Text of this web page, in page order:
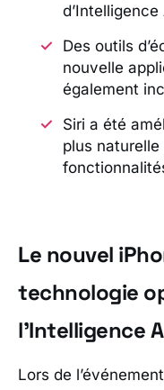
d’Intelligence
Des outils
nouvelle
également
Siri a été
plus
Le nouvel
technologie
l’Intelligence
Lors de